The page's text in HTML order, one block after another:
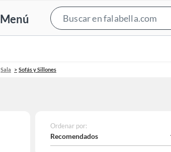
Menú
Sala Sofás y Sillones
Ordenar por:
Recomendados